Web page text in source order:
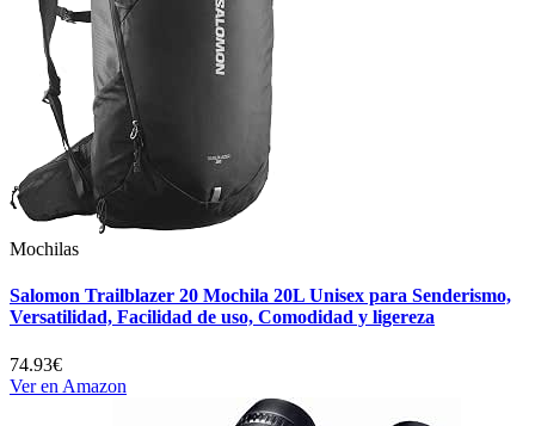
Mochilas
Salomon Trailblazer 20 Mochila 20L Unisex para Senderismo,
Versatilidad, Facilidad de uso, Comodidad y ligereza
74.93€
Ver en Amazon